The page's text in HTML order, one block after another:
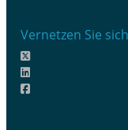
Vernetzen Sie